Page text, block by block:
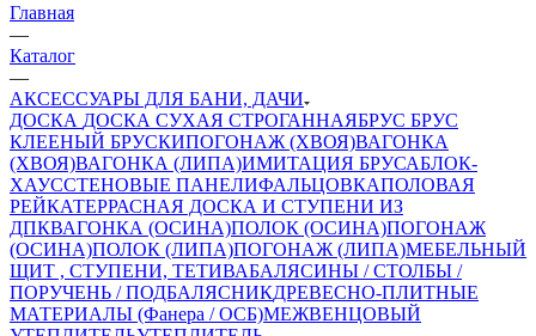
Главная
—
Каталог
—
АКСЕССУАРЫ ДЛЯ БАНИ, ДАЧИ
ДОСКА ДОСКА СУХАЯ СТРОГАННАЯБРУС БРУС
КЛЕЕНЫЙ БРУСКИПОГОНАЖ (ХВОЯ)ВАГОНКА
(ХВОЯ)ВАГОНКА (ЛИПА)ИМИТАЦИЯ БРУСАБЛОК-
ХАУССТЕНОВЫЕ ПАНЕЛИФАЛЬЦОВКАПОЛОВАЯ
РЕЙКАТЕРРАСНАЯ ДОСКА И СТУПЕНИ ИЗ
ДПКВАГОНКА (ОСИНА)ПОЛОК (ОСИНА)ПОГОНАЖ
(ОСИНА)ПОЛОК (ЛИПА)ПОГОНАЖ (ЛИПА)МЕБЕЛЬНЫЙ
ЩИТ , СТУПЕНИ, ТЕТИВАБАЛЯСИНЫ / СТОЛБЫ /
ПОРУЧЕНЬ / ПОДБАЛЯСНИКДРЕВЕСНО-ПЛИТНЫЕ
МАТЕРИАЛЫ (Фанера / ОСБ)МЕЖВЕНЦОВЫЙ